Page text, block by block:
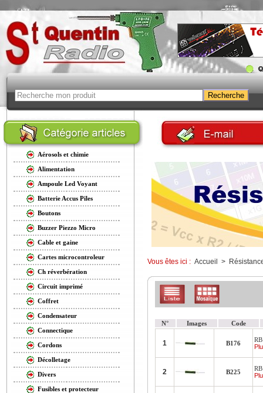
Aérosols et chimie
Alimentation
Ampoule Led Voyant
Batterie Accus Piles
Boutons
Buzzer Piezzo Micro
Cable et gaine
Cartes microcontroleur
Ch réverbération
Circuit imprimé
Coffret
Condensateur
Connectique
Cordons
Décolletage
Divers
Fusibles et protecteur
Vous êtes ici : Accueil >
N° Images Code
1 B176
2 B225